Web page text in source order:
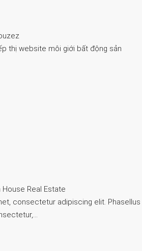
thị website môi giới bất động sản
Real Estate
consectetur adipiscing elit. Phasellus